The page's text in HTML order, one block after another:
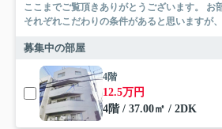
ここまでご覧頂きありがとうございます。 お部屋探しの際には、皆さま
それぞれこだわりの条件があると思いますが
募集中の部屋
4階
12.5万円
4階 / 37.00㎡ / 2DK